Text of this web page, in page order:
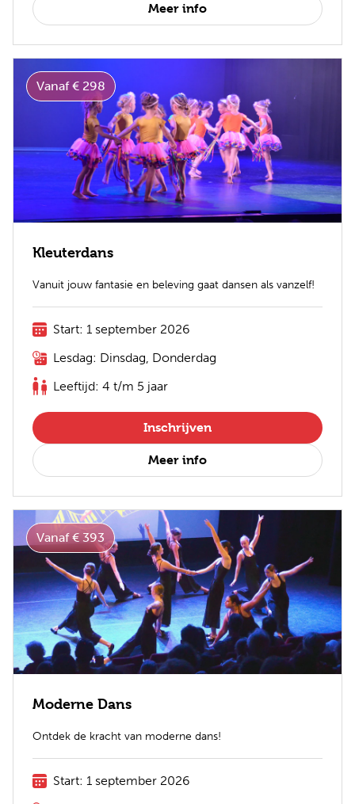
Meer info
Vanaf € 298
Kleuterdans
Vanuit jouw fantasie en beleving gaat dansen als vanzelf!
Start: 1 september 2026
Lesdag: Dinsdag, Donderdag
Leeftijd: 4 t/m 5 jaar
Inschrijven
Meer info
Vanaf € 393
Moderne Dans
Ontdek de kracht van moderne dans!
Start: 1 september 2026